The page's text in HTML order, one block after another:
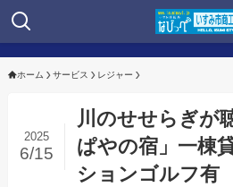
ホーム サービス レジャー
川のせせらぎが
ぱやの宿」一棟
ションゴルフ有
2025
6/15